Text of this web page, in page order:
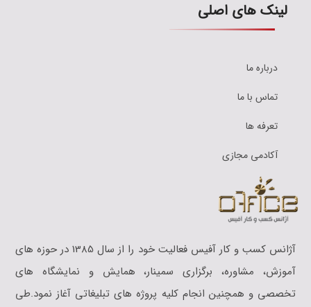
آژانس کسب و کار آفیس فعالیت خود را از سال 1385 در حوزه های
آموزش،‌‎‎ مشاوره، برگزاری سمینار، همایش و نمایشگاه های
تخصصی و همچنین انجام کلیه پروژه های تبلیغاتی آغاز نمود.طی
لینک های اصلی
درباره ما
تماس با ما
تعرفه ها
آکادمی مجازی